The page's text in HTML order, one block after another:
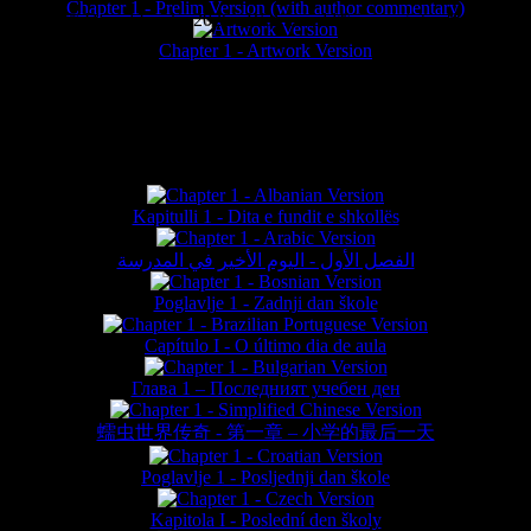
Chapter 1 - Prelim Version (with author commentary)
Chapter 1 - Artwork Version
Kapitulli 1 - Dita e fundit e shkollës
الفصل الأول - اليوم الأخير في المدرسة
Poglavlje 1 - Zadnji dan škole
Capítulo I - O último dia de aula
Глава 1 – Последният учебен ден
蠕虫世界传奇 - 第一章 – 小学的最后一天
Poglavlje 1 - Posljednji dan škole
Kapitola I - Poslední den školy
website © Daniel Lieske 2026 - Wormworld® is a registered